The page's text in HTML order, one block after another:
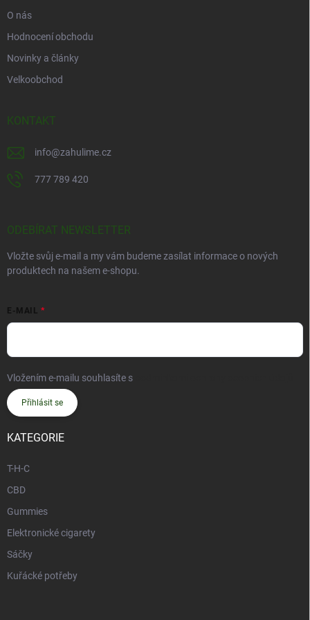
O nás
Hodnocení obchodu
Novinky a články
Velkoobchod
KONTAKT
info@zahulime.cz
777 789 420
ODEBÍRAT NEWSLETTER
Vložte svůj e-mail a my vám budeme zasílat informace o nových
produktech na našem e-shopu.
E-MAIL
Vložením e-mailu souhlasíte s
Přihlásit se
KATEGORIE
T-H-C
CBD
Gummies
Elektronické cigarety
Sáčky
Kuřácké potřeby